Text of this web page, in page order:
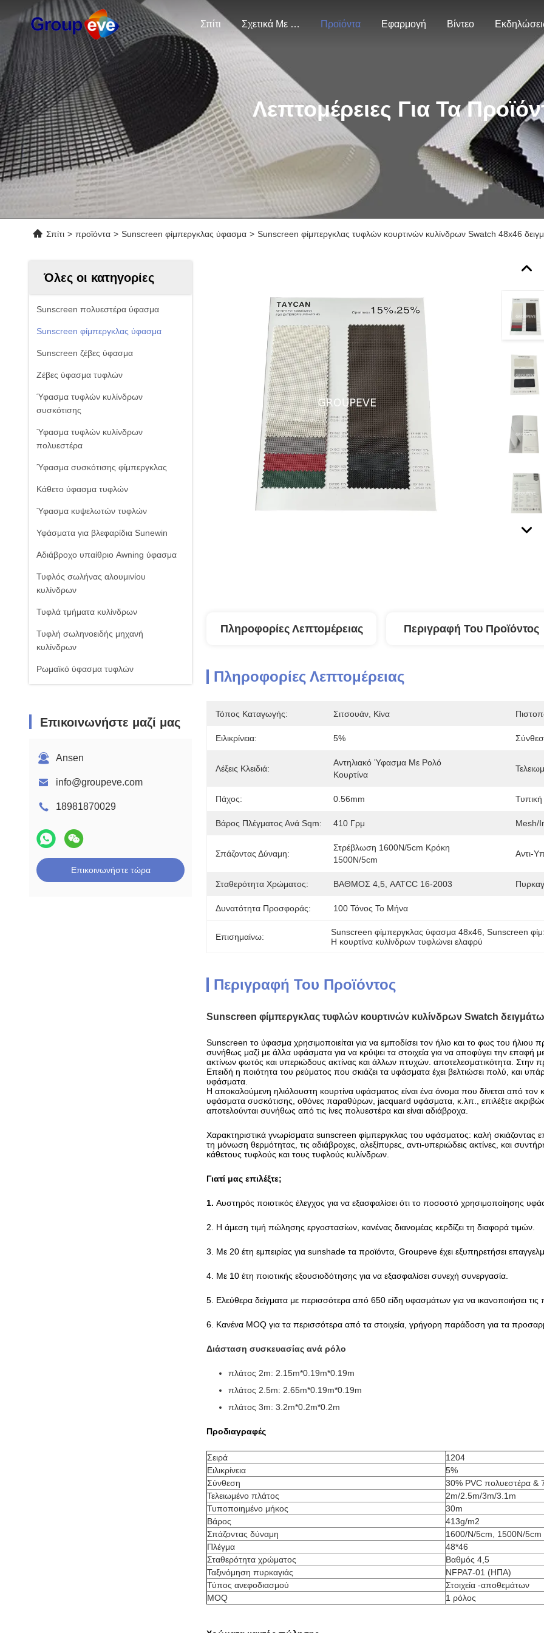
Σπίτι Σχετικά Με Εμάς Προϊόντα Εφαρμογή Βίντεο
Λεπτομέρειες Για Τα
Σπίτι > προϊόντα > Sunscreen φίμπεργκλας ύφασμα > Sunscreen φίμπεργκλας τυφλών κουρτινών κυλίνδρων Swatch 48x46
Όλες οι κατηγορίες
Sunscreen πολυεστέρα ύφασμα
Sunscreen φίμπεργκλας ύφασμα
Sunscreen ζέβες ύφασμα
Ζέβες ύφασμα τυφλών
Ύφασμα τυφλών κυλίνδρων
συσκότισης
Ύφασμα τυφλών κυλίνδρων
πολυεστέρα
Ύφασμα συσκότισης φίμπεργκλας
Κάθετο ύφασμα τυφλών
Ύφασμα κυψελωτών τυφλών
Υφάσματα για βλεφαρίδια Sunewin
Αδιάβροχο υπαίθριο Awning ύφασμα
Τυφλός σωλήνας αλουμινίου
κυλίνδρων
Τυφλά τμήματα κυλίνδρων
Τυφλή σωληνοειδής μηχανή
κυλίνδρων
Ρωμαϊκό ύφασμα τυφλών
Επικοινωνήστε μαζί μας
Ansen
info@groupeve.com
18981870029
Επικοινωνήστε τώρα
Πληροφορίες Λεπτομέρειας Περιγραφή Του Προϊόντος
Πληροφορίες Λεπτομέρειας
Τόπος Καταγωγής: Σιτσουάν, Κίνα
Ειλικρίνεια: 5%
Λέξεις Κλειδιά:
Αντηλιακό Ύφασμα Με Ρολό
Κουρτίνα
Πάχος: 0.56mm
Βάρος Πλέγματος Ανά Sqm: 410 Γρμ Mesh/
Σπάζοντας Δύναμη:
Στρέβλωση 1600N/5cm Κρόκη
1500N/5cm
Αντι-
Σταθερότητα Χρώματος: ΒΑΘΜΟΣ 4,5, AATCC 16-2003
Δυνατότητα Προσφοράς: 100 Τόνος Το Μήνα
Επισημαίνω: Sunscreen φίμπεργκλας ύφασμα 48x46 Sunscreen
Η κουρτίνα κυλίνδρων τυφλώνει ελαφρύ
Περιγραφή Του Προϊόντος
Sunscreen φίμπεργκλας τυφλών κουρτινών κυλίνδρων Swatch
Sunscreen το ύφασμα χρησιμοποιείται για να εμποδίσει τον ήλιο και το φως του ήλιου
συνήθως μαζί με άλλα υφάσματα για να κρύψει τα στοιχεία για να αποφύγει την
ακτίνων φωτός και υπεριώδους ακτίνας και άλλων πτυχών. αποτελεσματικότητα.
Επειδή η ποιότητα του ρεύματος που σκιάζει τα υφάσματα έχει βελτιώσει πολύ, και
υφάσματα.
Η αποκαλούμενη ηλιόλουστη κουρτίνα υφάσματος είναι ένα όνομα που δίνεται από τον
υφάσματα συσκότισης, οθόνες παραθύρων, jacquard υφάσματα, κ.λπ., επιλέξτε
αποτελούνται συνήθως από τις ίνες πολυεστέρα και είναι αδιάβροχα.
Χαρακτηριστικά γνωρίσματα sunscreen φίμπεργκλας του υφάσματος: καλή
τη μόνωση θερμότητας, τις αδιάβροχες, αλεξίπυρες, αντι-υπεριώδεις ακτίνες, και
κάθετους τυφλούς και τους τυφλούς κυλίνδρων.
Γιατί μας επιλέξτε;
1. Αυστηρός ποιοτικός έλεγχος για να εξασφαλίσει ότι το ποσοστό χρησιμοποίησης
2. Η άμεση τιμή πώλησης εργοστασίων, κανένας διανομέας κερδίζει τη διαφορά τιμών.
3. Με 20 έτη εμπειρίας για sunshade τα προϊόντα, Groupeve έχει εξυπηρετήσει
4. Με 10 έτη ποιοτικής εξουσιοδότησης για να εξασφαλίσει συνεχή συνεργασία.
5. Ελεύθερα δείγματα με περισσότερα από 650 είδη υφασμάτων για να ικανοποιήσει τις
6. Κανένα MOQ για τα περισσότερα από τα στοιχεία, γρήγορη παράδοση για τα
Διάσταση συσκευασίας ανά ρόλο
πλάτος 2m: 2.15m*0.19m*0.19m
πλάτος 2.5m: 2.65m*0.19m*0.19m
πλάτος 3m: 3.2m*0.2m*0.2m
Προδιαγραφές
Σειρά
1204
Ειλικρίνεια
5%
Σύνθεση
30% PVC πολυεστέρα &
Τελειωμένο πλάτος
2m/2.5m/3m/3.1m
Τυποποιημένο μήκος
30m
Βάρος
413g/m2
Σπάζοντας δύναμη
1600/N/5cm, 1500N/5cm
Πλέγμα
48*46
Σταθερότητα χρώματος
Βαθμός 4,5
Ταξινόμηση πυρκαγιάς
NFPA7-01 (ΗΠΑ)
Τύπος ανεφοδιασμού
Στοιχεία -αποθεμάτων
MOQ
1 ρόλος